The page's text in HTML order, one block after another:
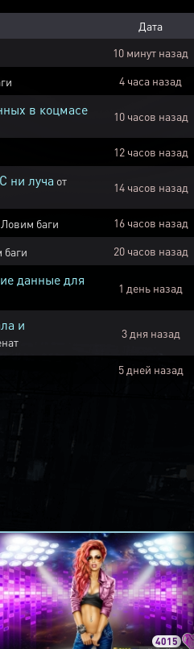
Дата
10 минут назад
4 часа назад
в коцмасе 10 часов назад
12 часов назад
ни луча от
14 часов назад
Ловим баги 16 часов назад
баги 20 часов назад
данные для
1 день назад
и
3 дня назад
5 дней назад
4015